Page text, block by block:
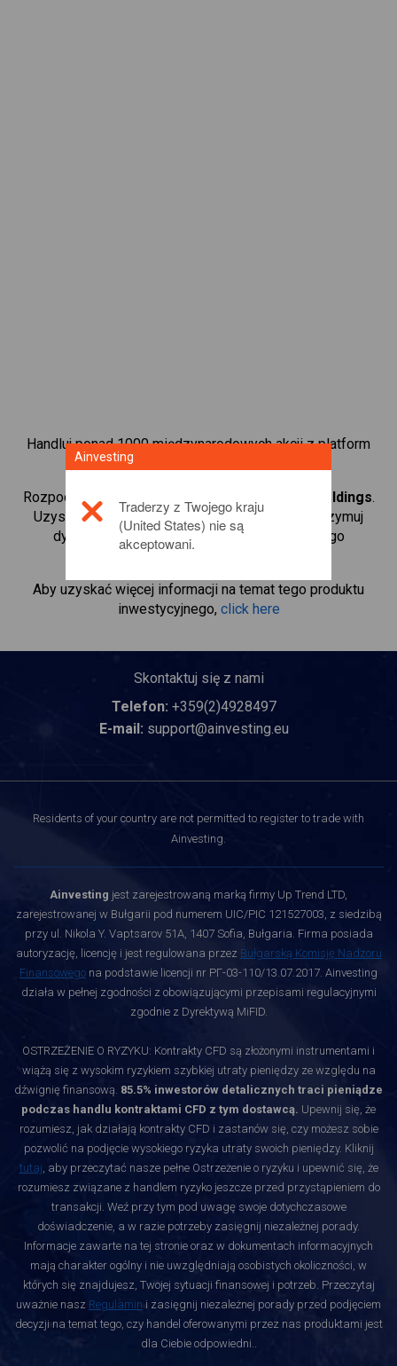
Handluj ponad 1000 międzynarodowych akcji z platform
handlową CFD od Ainvesting.
Rozpocznij handel kontraktami CFD w
Resona Holdings.
Uzyskaj notowania w czasie rzeczywistym i otrzymuj
dywidendy tak, jak w przypadku rzeczywistego
posiadania akcji.
Aby uzyskać więcej informacji na temat tego produktu
inwestycyjnego, click here
Skontaktuj się z nami
Telefon: +359(2)4928497
E-mail: support@ainvesting.eu
Residents of your country are not permitted to register to trade with
Ainvesting.
Ainvesting jest zarejestrowaną marką firmy Up Trend LTD,
zarejestrowanej w Bułgarii pod numerem UIC/PIC 121527003, z siedzibą
przy ul. Nikola Y. Vaptsarov 51A, 1407 Sofia, Bułgaria. Firma posiada
autoryzację, licencję i jest regulowana przez Bułgarską Komisję Nadzoru
Finansowego na podstawie licencji nr РГ-03-110/13.07.2017. Ainvesting
działa w pełnej zgodności z obowiązującymi przepisami regulacyjnymi
zgodnie z Dyrektywą MiFID.
OSTRZEŻENIE O RYZYKU: Kontrakty CFD są złożonymi instrumentami i
wiążą się z wysokim ryzykiem szybkiej utraty pieniędzy ze względu na
dźwignię finansową. 85.5% inwestorów detalicznych traci pieniądze
podczas handlu kontraktami CFD z tym dostawcą. Upewnij się, że
rozumiesz, jak działają kontrakty CFD i zastanów się, czy możesz sobie
pozwolić na podjęcie wysokiego ryzyka utraty swoich pieniędzy. Kliknij
tutaj, aby przeczytać nasze pełne Ostrzeżenie o ryzyku i upewnić się, że
rozumiesz związane z handlem ryzyko jeszcze przed przystąpieniem do
transakcji. Weź przy tym pod uwagę swoje dotychczasowe
doświadczenie, a w razie potrzeby zasięgnij niezależnej porady.
Informacje zawarte na tej stronie oraz w dokumentach informacyjnych
mają charakter ogólny i nie uwzględniają osobistych okoliczności, w
których się znajdujesz, Twojej sytuacji finansowej i potrzeb. Przeczytaj
uważnie nasz Regulamin i zasięgnij niezależnej porady przed podjęciem
decyzji na temat tego, czy handel oferowanymi przez nas produktami jest
dla Ciebie odpowiedni..
Ainvesting
Traderzy z Twojego kraju
(United States) nie są
akceptowani.